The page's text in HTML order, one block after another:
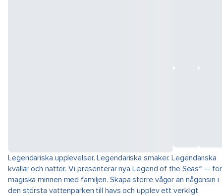
Legendariska upplevelser. Legendariska smaker. Legendariska
kvällar och nätter. Vi presenterar nya Legend of the Seas℠ – för
magiska minnen med familjen. Skapa större vågor än någonsin i
den största vattenparken till havs och upplev ett verkligt